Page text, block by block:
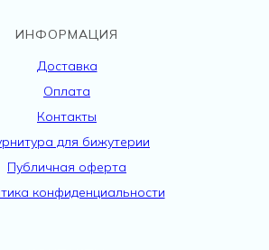
ИНФОРМАЦИЯ
Доставка
Оплата
Контакты
для бижутерии
Публичная оферта
конфиденциальности